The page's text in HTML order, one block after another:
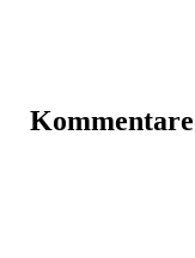
Kommentare